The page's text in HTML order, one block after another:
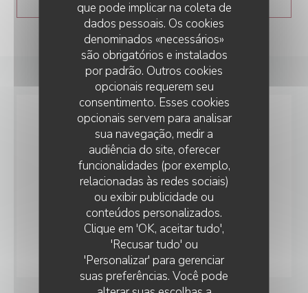
que pode implicar na coleta de
dados pessoais. Os cookies
denominados «necessários»
são obrigatórios e instalados
por padrão. Outros cookies
opcionais requerem seu
consentimento. Esses cookies
opcionais servem para analisar
sua navegação, medir a
audiência do site, oferecer
funcionalidades (por exemplo,
relacionadas às redes sociais)
ou exibir publicidade ou
conteúdos personalizados.
Clique em 'OK, aceitar tudo',
'Recusar tudo' ou
'Personalizar' para gerenciar
suas preferências. Você pode
LER O ARTIGO ((ABRE NUMA NOVA